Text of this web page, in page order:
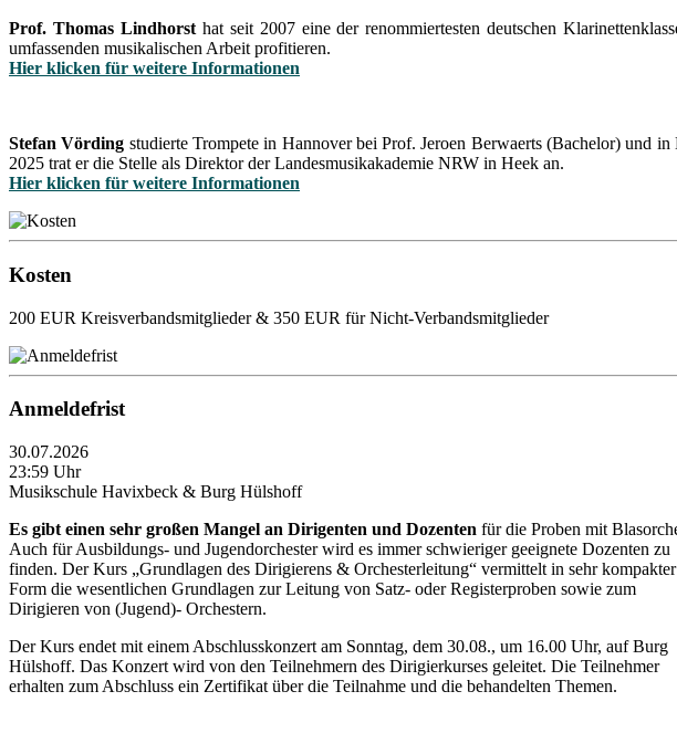
Prof. Thomas Lindhorsthat seit 2007 eine der renommiertesten deutschen
umfassenden musikalischen Arbeit profitieren.
Hier klicken für weitere Informationen
Stefan Vörding studierte Trompete in Hannover bei Prof. Jeroen Berwaerts (Bachelor) und
2025 trat er die Stelle als Direktor der Landesmusikakademie NRW in Heek an.
Hier klicken für weitere Informationen
Kosten
200 EUR Kreisverbandsmitglieder & 350 EUR für Nicht-Verbandsmitglieder
Anmeldefrist
30.07.2026
23:59 Uhr
Musikschule Havixbeck & Burg Hülshoff
Es gibt einen sehr großen Mangel an Dirigenten und Dozenten für die Proben mit
Auch für Ausbildungs- und Jugendorchester wird es immer schwieriger geeignete Dozenten zu
finden. Der Kurs „Grundlagen des Dirigierens & Orchesterleitung“ vermittelt in sehr kompakter
Form die wesentlichen Grundlagen zur Leitung von Satz- oder Registerproben sowie zum
Dirigieren von (Jugend)- Orchestern.
Der Kurs endet mit einem Abschlusskonzert am Sonntag, dem 30.08., um 16.00 Uhr, auf Burg
Hülshoff. Das Konzert wird von den Teilnehmern des Dirigierkurses geleitet. Die Teilnehmer
erhalten zum Abschluss ein Zertifikat über die Teilnahme und die behandelten Themen.